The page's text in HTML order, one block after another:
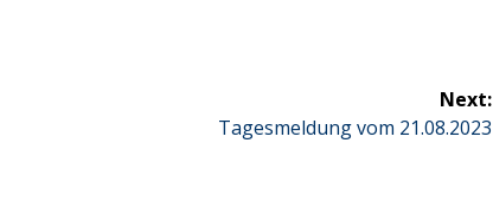
Next:
Next
Tagesmeldung vom 21.08.2023